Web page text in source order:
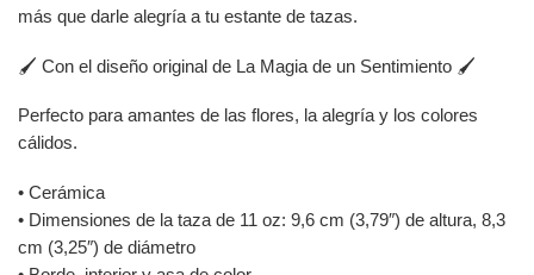
más que darle alegría a tu estante de tazas.
🖌️ Con el diseño original de La Magia de un Sentimiento 🖌️
Perfecto para amantes de las flores, la alegría y los colores
cálidos.
• Cerámica
• Dimensiones de la taza de 11 oz: 9,6 cm (3,79″) de altura, 8,3
cm (3,25″) de diámetro